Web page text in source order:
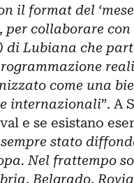
il format del
collaborare
di Lubiana che
come una
internazionali”. A
e se esistano
stato
Nel frattempo
Belgrado,